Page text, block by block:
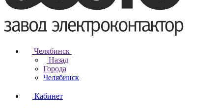
Челябинск
Назад
Города
Челябинск
Кабинет